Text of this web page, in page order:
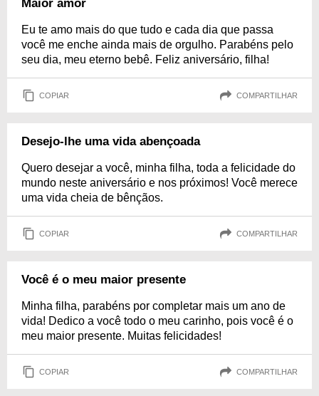
Maior amor
Eu te amo mais do que tudo e cada dia que passa
você me enche ainda mais de orgulho. Parabéns pelo
seu dia, meu eterno bebê. Feliz aniversário, filha!
COPIAR COMPARTILHAR
Desejo-lhe uma vida abençoada
Quero desejar a você, minha filha, toda a felicidade do
mundo neste aniversário e nos próximos! Você merece
uma vida cheia de bênçãos.
COPIAR COMPARTILHAR
Você é o meu maior presente
Minha filha, parabéns por completar mais um ano de
vida! Dedico a você todo o meu carinho, pois você é o
meu maior presente. Muitas felicidades!
COPIAR COMPARTILHAR